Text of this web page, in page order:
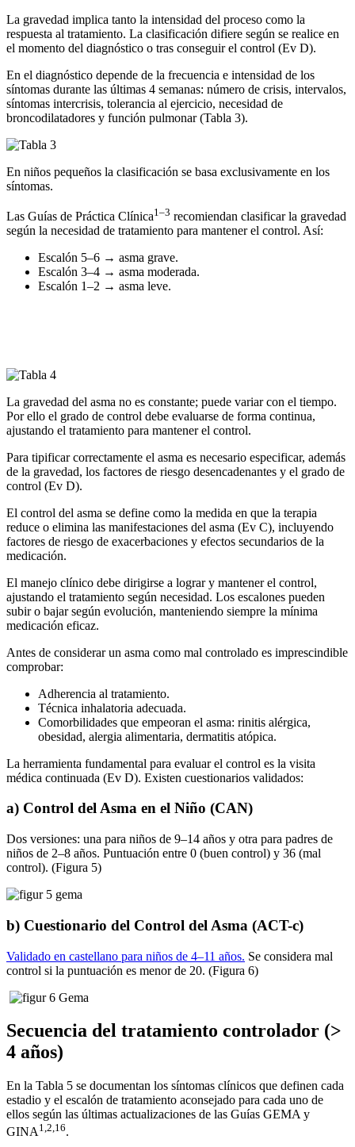
La gravedad implica tanto la intensidad del proceso como la
respuesta al tratamiento. La clasificación difiere según se realice en
el momento del diagnóstico o tras conseguir el control (Ev D).
En el diagnóstico depende de la frecuencia e intensidad de los
síntomas durante las últimas 4 semanas: número de crisis, intervalos,
síntomas intercrisis, tolerancia al ejercicio, necesidad de
broncodilatadores y función pulmonar (Tabla 3).
En niños pequeños la clasificación se basa exclusivamente en los
síntomas.
Las Guías de Práctica Clínica1–3 recomiendan clasificar la gravedad
según la necesidad de tratamiento para mantener el control. Así:
Escalón 5–6 → asma grave.
Escalón 3–4 → asma moderada.
Escalón 1–2 → asma leve.
La gravedad del asma no es constante; puede variar con el tiempo.
Por ello el grado de control debe evaluarse de forma continua,
ajustando el tratamiento para mantener el control.
Para tipificar correctamente el asma es necesario especificar, además
de la gravedad, los factores de riesgo desencadenantes y el grado de
control (Ev D).
El control del asma se define como la medida en que la terapia
reduce o elimina las manifestaciones del asma (Ev C), incluyendo
factores de riesgo de exacerbaciones y efectos secundarios de la
medicación.
El manejo clínico debe dirigirse a lograr y mantener el control,
ajustando el tratamiento según necesidad. Los escalones pueden
subir o bajar según evolución, manteniendo siempre la mínima
medicación eficaz.
Antes de considerar un asma como mal controlado es imprescindible
comprobar:
Adherencia al tratamiento.
Técnica inhalatoria adecuada.
Comorbilidades que empeoran el asma: rinitis alérgica,
obesidad, alergia alimentaria, dermatitis atópica.
La herramienta fundamental para evaluar el control es la visita
médica continuada (Ev D). Existen cuestionarios validados:
a) Control del Asma en el Niño (CAN)
Dos versiones: una para niños de 9–14 años y otra para padres de
niños de 2–8 años. Puntuación entre 0 (buen control) y 36 (mal
control). (Figura 5)
b) Cuestionario del Control del Asma (ACT-c)
Validado en castellano para niños de 4–11 años. Se considera mal
control si la puntuación es menor de 20. (Figura 6)
Secuencia del tratamiento controlador (>
4 años)
En la Tabla 5 se documentan los síntomas clínicos que definen cada
estadio y el escalón de tratamiento aconsejado para cada uno de
ellos según las últimas actualizaciones de las Guías GEMA y
GINA1,2,16.